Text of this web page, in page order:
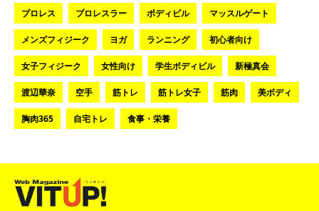
プロレス プロレスラー ボディビル マッスルゲート
メンズフィジーク ヨガ ランニング 初心者向け
女子フィジーク 女性向け 学生ボディビル 新極真会
渡辺華奈 空手 筋トレ 筋トレ女子 筋肉 美ボディ
胸肉365 自宅トレ 食事・栄養